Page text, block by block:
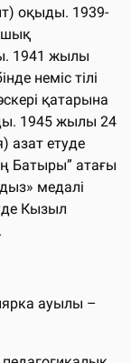
оқыды. 1939-
1941 жылы
неміс тілі
қатарына
1945 жылы 24
азат етуде
Батыры” атағы
медалі
Кызыл
ауылы –